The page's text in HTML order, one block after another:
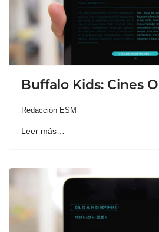
Buffalo Kids: Cines
Redacción ESM
Leer más…